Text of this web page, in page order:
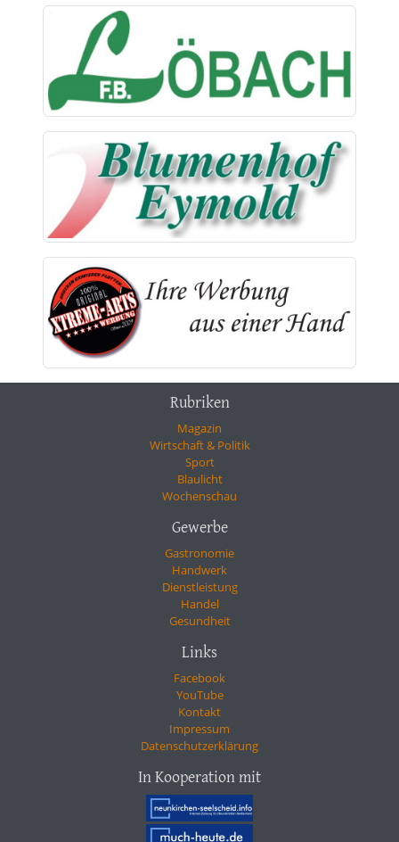
Rubriken
Magazin
Wirtschaft & Politik
Sport
Blaulicht
Wochenschau
Gewerbe
Gastronomie
Handwerk
Dienstleistung
Handel
Gesundheit
Links
Facebook
YouTube
Kontakt
Impressum
Datenschutzerklärung
In Kooperation mit